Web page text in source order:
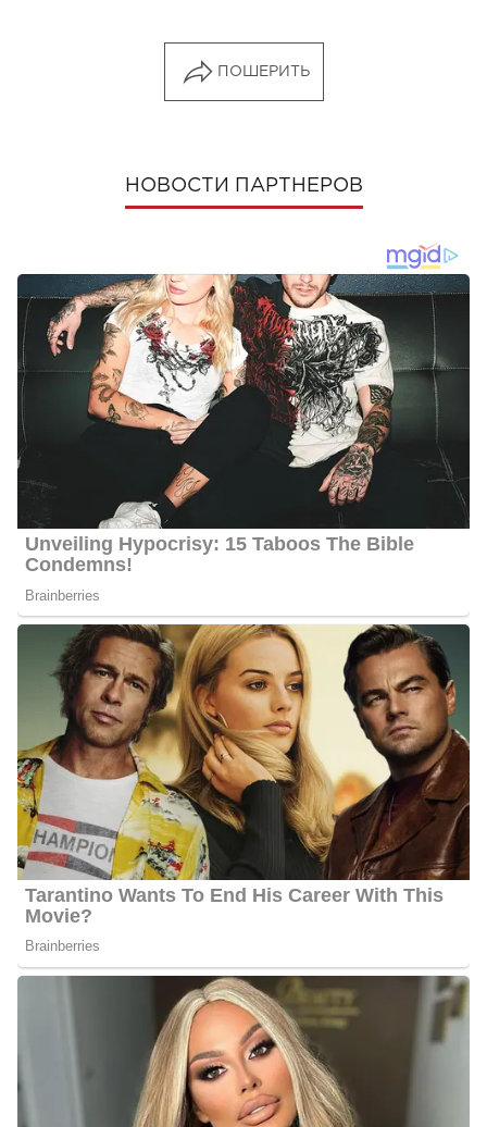
ПОШЕРИТЬ
НОВОСТИ ПАРТНЕРОВ